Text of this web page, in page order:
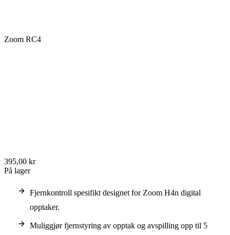
Zoom RC4
395,00 kr
På lager
Fjernkontroll spesifikt designet for Zoom H4n digital
opptaker.
Muliggjør fjernstyring av opptak og avspilling opp til 5